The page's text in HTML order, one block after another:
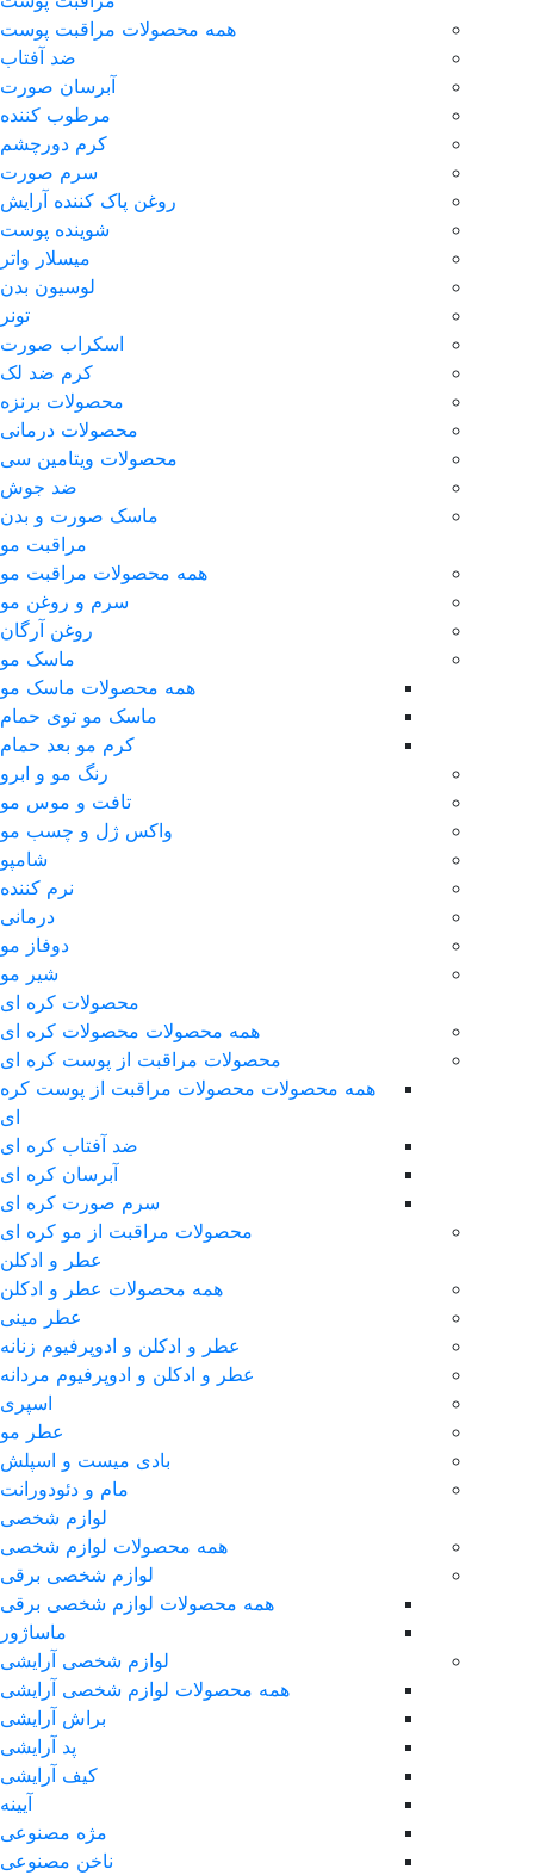
همه محصولات مراقبت پوست
ضد آفتاب
آبرسان صورت
مرطوب کننده
کرم دورچشم
سرم صورت
روغن پاک کننده آرایش
شوینده پوست
میسلار واتر
لوسیون بدن
تونر
اسکراب صورت
کرم ضد لک
محصولات برنزه
محصولات درمانی
محصولات ویتامین سی
ضد جوش
ماسک صورت و بدن
مراقبت مو
همه محصولات مراقبت مو
سرم و روغن مو
روغن آرگان
ماسک مو
همه محصولات ماسک مو
ماسک مو توی حمام
کرم مو بعد حمام
رنگ مو و ابرو
تافت و موس مو
واکس ژل و چسب مو
شامپو
نرم کننده
درمانی
دوفاز مو
شیر مو
محصولات کره ای
همه محصولات محصولات کره ای
محصولات مراقبت از پوست کره ای
همه محصولات محصولات مراقبت از پوست کره
ای
ضد آفتاب کره ای
آبرسان کره ای
سرم صورت کره ای
محصولات مراقبت از مو کره ای
عطر و ادکلن
همه محصولات عطر و ادکلن
عطر مینی
عطر و ادکلن و ادوپرفیوم زنانه
عطر و ادکلن و ادوپرفیوم مردانه
اسپری
عطر مو
بادی میست و اسپلش
مام و دئودورانت
لوازم شخصی
همه محصولات لوازم شخصی
لوازم شخصی برقی
همه محصولات لوازم شخصی برقی
ماساژور
لوازم شخصی آرایشی
همه محصولات لوازم شخصی آرایشی
براش آرایشی
پد آرایشی
کیف آرایشی
آیینه
مژه مصنوعی
ناخن مصنوعی